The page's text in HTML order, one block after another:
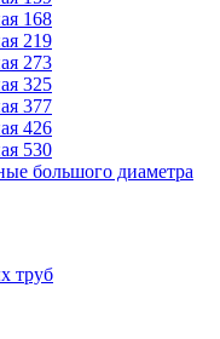
168
219
273
325
377
426
530
большого диаметра
труб